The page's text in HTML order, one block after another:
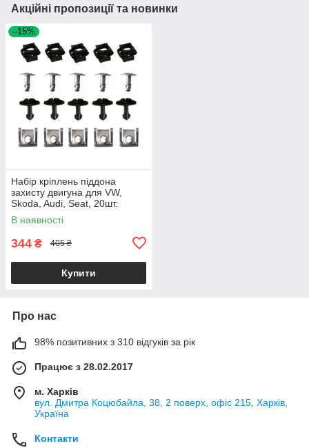
Акційні пропозиції та новинки
–15%
Набір кріплень піддона
захисту двигуна для VW,
Skoda, Audi, Seat, 20шт.
В наявності
344 ₴ 405 ₴
Купити
Про нас
98% позитивних з 310 відгуків за рік
Працює з 28.02.2017
м. Харків
вул. Дмитра Коцюбайла, 38, 2 поверх, офіс 215, Харків,
Україна
Контакти